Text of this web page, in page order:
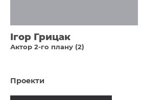
Ігор Грицак
Актор 2-го плану (2)
Проекти